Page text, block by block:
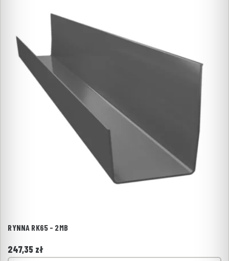
RYNNA RK65 - 2MB
247,35 zł